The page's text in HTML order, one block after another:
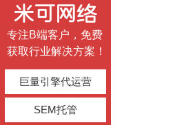
专注B端客户，免费
获取行业解决方案！
巨量引擎代运营
SEM托管